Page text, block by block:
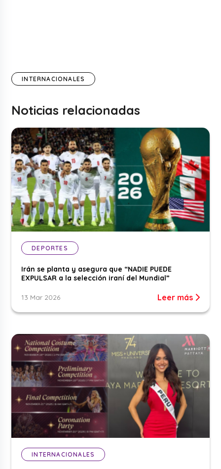
INTERNACIONALES
Noticias relacionadas
DEPORTES
Irán se planta y asegura que “NADIE PUEDE
EXPULSAR a la selección iraní del Mundial”
13 Mar 2026 Leer más
INTERNACIONALES